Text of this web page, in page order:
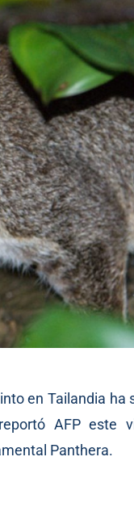
en Tailandia ha
AFP este
Panthera.